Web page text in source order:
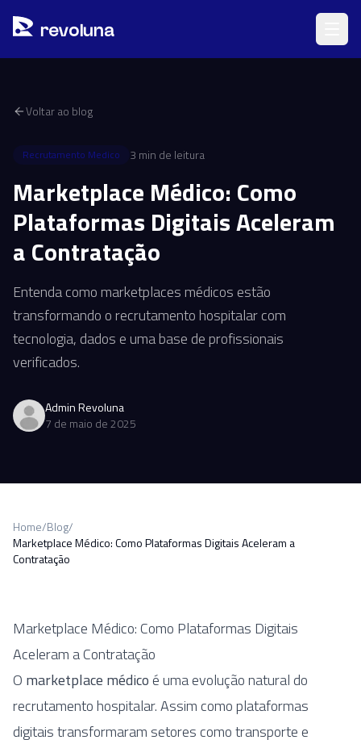
revoluna
Voltar ao blog
Recrutamento Medico 3 min de leitura
Marketplace Médico: Como
Plataformas Digitais Aceleram
a Contratação
Entenda como marketplaces médicos estão
transformando o recrutamento hospitalar com
tecnologia, dados e uma base de profissionais
verificados.
Admin Revoluna
7 de maio de 2025
Home/Blog/
Marketplace Médico: Como Plataformas Digitais Aceleram a
Contratação
Marketplace Médico: Como Plataformas Digitais
Aceleram a Contratação
O marketplace médicoé uma evolução natural do
recrutamento hospitalar. Assim como plataformas
digitais transformaram setores como transporte e